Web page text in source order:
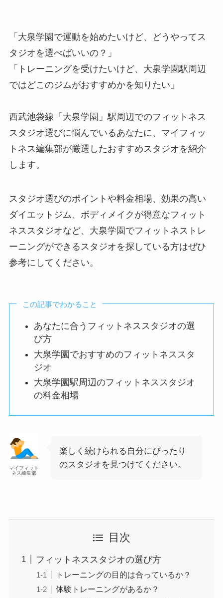
「大泉学園で運動を始めたいけど、どうやってス
タジオを選べばいいの？」
「トレーニングを受けたいけど、大泉学園駅周辺
ではどこのジムがおすすめかを知りたい」
西武池袋線「大泉学園」駅周辺でのフィットネス
スタジオ選びに悩んでいるあなたに、マイフィッ
トネス編集部が厳選したおすすめスタジオを紹介
します。
スタジオ選びのポイントや料金相場、効果の高い
ダイエットジム、ボディメイクが得意なフィット
ネススタジオなど、大泉学園でフィットネストレ
ーニングができるスタジオを探している方はぜひ
参考にしてください。
この記事でわかること
あなたに合うフィットネススタジオの選
び方
大泉学園でおすすめのフィットネススタ
ジオ
大泉学園駅周辺のフィットネススタジオ
の料金相場
マイフィット
ネス編集部
楽しく続けられる自分にぴったり
のスタジオを見つけてください。
目次
フィットネススタジオの選び方
トレーニングの目的は合っているか？
体験トレーニングがあるか？